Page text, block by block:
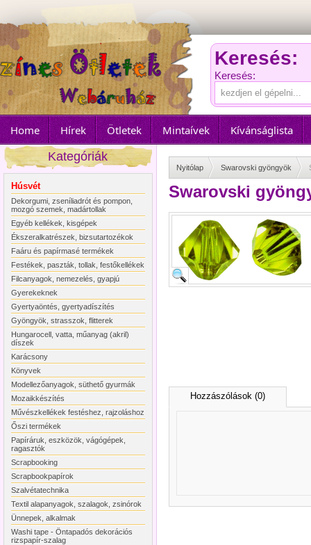
Keresés:
Keresés:
Home Hírek Ötletek Mintaívek
Kívánságlista
Kategóriák
Húsvét
Dekorgumi, zseníliadrót és pompon,
mozgó szemek, madártollak
Egyéb kellékek, kisgépek
Ékszeralkatrészek, bizsutartozékok
Faáru és papírmasé termékek
Festékek, paszták, tollak, festőkellékek
Filcanyagok, nemezelés, gyapjú
Gyerekeknek
Gyertyaöntés, gyertyadíszítés
Gyöngyök, strasszok, flitterek
Hungarocell, vatta, műanyag (akril)
díszek
Karácsony
Könyvek
Modellezőanyagok, süthető gyurmák
Mozaikkészítés
Művészkellékek festéshez, rajzoláshoz
Őszi termékek
Papíráruk, eszközök, vágógépek,
ragasztók
Scrapbooking
Scrapbookpapírok
Szalvétatechnika
Textil alapanyagok, szalagok, zsinórok
Ünnepek, alkalmak
Washi tape - Öntapadós dekorációs
rizspapír-szalag
Nyitólap Swarovski gyöngyök
Swarovski
Hozzászólások (0)